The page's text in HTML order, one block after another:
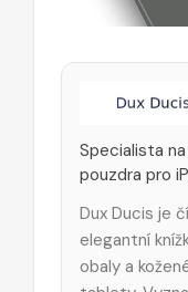
Specialista
pouzdra pro
Dux Ducis je
elegantní
obaly a